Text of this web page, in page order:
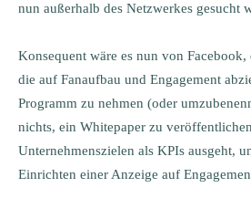
nun außerhalb des Netzwerkes gesucht
Konsequent wäre es nun von
die auf Fanaufbau und Engagement
Programm zu nehmen (oder
nichts, ein Whitepaper zu
Unternehmenszielen als KPIs ausgeht,
Einrichten einer Anzeige auf